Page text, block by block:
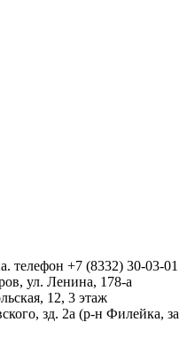
телефон +7 (8332) 30-03-01
ул. Ленина, 178-а
12, 3 этаж
зд. 2а (р-н Филейка, за